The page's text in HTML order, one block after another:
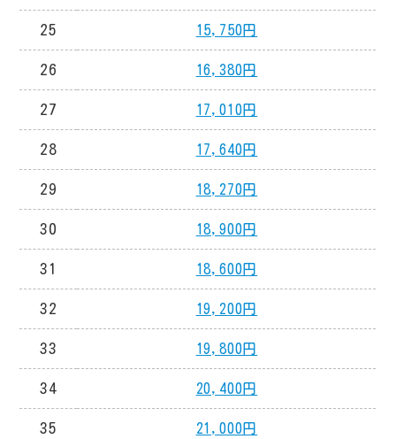
25 15,750円
26 16,380円
27 17,010円
28 17,640円
29 18,270円
30 18,900円
31 18,600円
32 19,200円
33 19,800円
34 20,400円
35 21,000円